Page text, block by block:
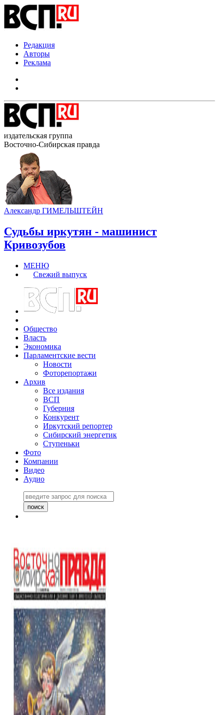
Редакция
Авторы
Реклама
издательская группа
Восточно-Сибирская правда
Александр ГИМЕЛЬШТЕЙН
Судьбы иркутян - машинист
Кривозубов
МЕНЮ
Свежий выпуск
Общество
Власть
Экономика
Парламентские вести
Новости
Фоторепортажи
Архив
Все издания
ВСП
Губерния
Конкурент
Иркутский репортер
Сибирский энергетик
Ступеньки
Фото
Компании
Видео
Аудио